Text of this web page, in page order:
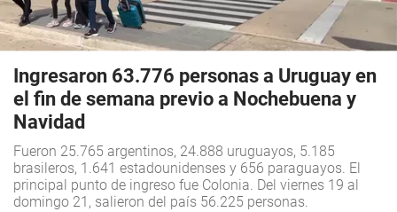
Ingresaron 63.776 personas a Uruguay en
el fin de semana previo a Nochebuena y
Navidad
Fueron 25.765 argentinos, 24.888 uruguayos, 5.185
brasileros, 1.641 estadounidenses y 656 paraguayos. El
principal punto de ingreso fue Colonia. Del viernes 19 al
domingo 21, salieron del país 56.225 personas.